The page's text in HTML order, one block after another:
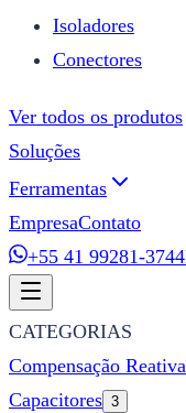
Isoladores
Conectores
Ver todos os produtos
Soluções
Ferramentas
EmpresaContato
+55 41 99281-3744
CATEGORIAS
Compensação Reativa
Capacitores 3